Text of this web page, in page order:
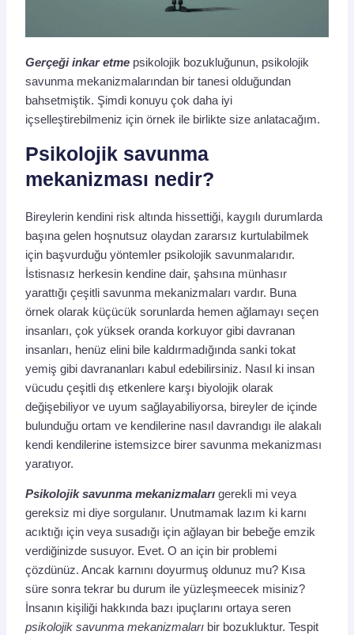
Gerçeği inkar etme psikolojik bozukluğunun, psikolojik
savunma mekanizmalarından bir tanesi olduğundan
bahsetmiştik. Şimdi konuyu çok daha iyi
içselleştirebilmeniz için örnek ile birlikte size anlatacağım.
Psikolojik savunma
mekanizması nedir?
Bireylerin kendini risk altında hissettiği, kaygılı durumlarda
başına gelen hoşnutsuz olaydan zararsız kurtulabilmek
için başvurduğu yöntemler psikolojik savunmalarıdır.
İstisnasız herkesin kendine dair, şahsına münhasır
yarattığı çeşitli savunma mekanizmaları vardır. Buna
örnek olarak küçücük sorunlarda hemen ağlamayı seçen
insanları, çok yüksek oranda korkuyor gibi davranan
insanları, henüz elini bile kaldırmadığında sanki tokat
yemiş gibi davrananları kabul edebilirsiniz. Nasıl ki insan
vücudu çeşitli dış etkenlere karşı biyolojik olarak
değişebiliyor ve uyum sağlayabiliyorsa, bireyler de içinde
bulunduğu ortam ve kendilerine nasıl davrandıgı ile alakalı
kendi kendilerine istemsizce birer savunma mekanizması
yaratıyor.
Psikolojik savunma mekanizmaları gerekli mi veya
gereksiz mi diye sorgulanır. Unutmamak lazım ki karnı
acıktığı için veya susadığı için ağlayan bir bebeğe emzik
verdiğinizde susuyor. Evet. O an için bir problemi
çözdünüz. Ancak karnını doyurmuş oldunuz mu? Kısa
süre sonra tekrar bu durum ile yüzleşmeecek misiniz?
İnsanın kişiliği hakkında bazı ipuçlarını ortaya seren
psikolojik savunma mekanizmaları bir bozukluktur. Tespit